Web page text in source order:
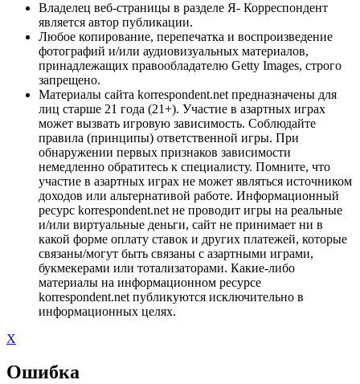
Владелец веб-страницы в разделе Я- Корреспондент
является автор публикации.
Любое копирование, перепечатка и воспроизведение
фотографий и/или аудиовизуальных материалов,
принадлежащих правообладателю Getty Images, строго
запрещено.
Материалы сайта korrespondent.net предназначены для
лиц старше 21 года (21+). Участие в азартных играх
может вызвать игровую зависимость. Соблюдайте
правила (принципы) ответственной игры. При
обнаружении первых признаков зависимости
немедленно обратитесь к специалисту. Помните, что
участие в азартных играх не может являться источником
доходов или альтернативой работе. Информационный
ресурс korrespondent.net не проводит игры на реальные
и/или виртуальные деньги, сайт не принимает ни в
какой форме оплату ставок и других платежей, которые
связаны/могут быть связаны с азартными играми,
букмекерами или тотализаторами. Какие-либо
материалы на информационном ресурсе
korrespondent.net публикуются исключительно в
информационных целях.
X
Ошибка